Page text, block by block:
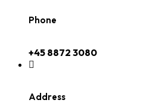
Phone
+45 8872 3080
Address